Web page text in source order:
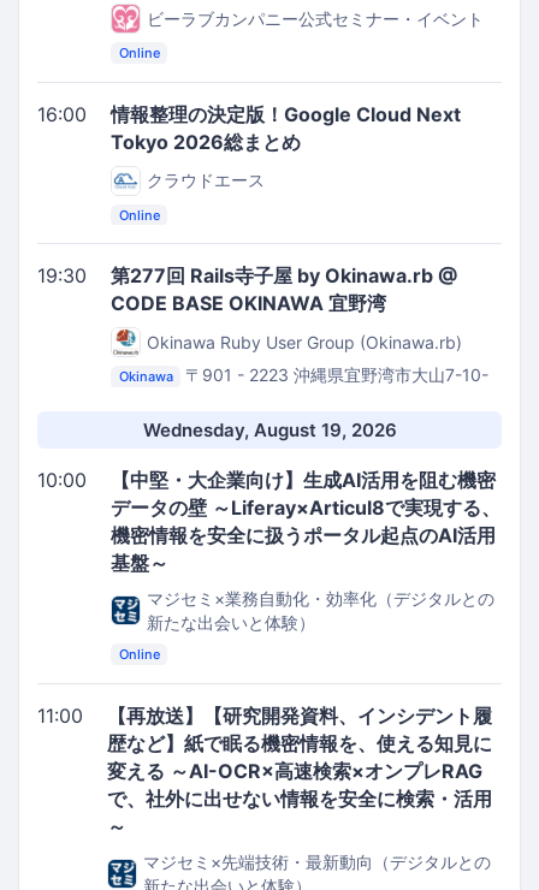
ビーラブカンパニー公式セミナー・イベント
Online
16:00
情報整理の決定版！Google Cloud Next
Tokyo 2026総まとめ
クラウドエース
Online
19:30
第277回 Rails寺子屋 by Okinawa.rb @
CODE BASE OKINAWA 宜野湾
Okinawa Ruby User Group (Okinawa.rb)
Okinawa
〒901 - 2223 沖縄県宜野湾市大山7-10-
OKINAWA
Wednesday, August 19, 2026
10:00
【中堅・大企業向け】生成AI活用を阻む機密
データの壁 ～Liferay×Articul8で実現する、
機密情報を安全に扱うポータル起点のAI活用
基盤～
マジセミ×業務自動化・効率化（デジタルとの
新たな出会いと体験）
Online
11:00
【再放送】【研究開発資料、インシデント履
歴など】紙で眠る機密情報を、使える知見に
変える ～AI-OCR×高速検索×オンプレRAG
で、社外に出せない情報を安全に検索・活用
～
マジセミ×先端技術・最新動向（デジタルとの
新たな出会いと体験）